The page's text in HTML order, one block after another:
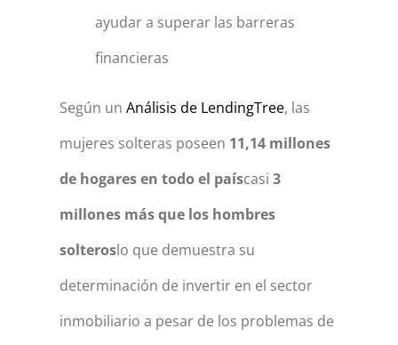
ayudar a superar las barreras
financieras
Según un Análisis de LendingTree, las
mujeres solteras poseen 11,14 millones
de hogares en todo el paíscasi 3
millones más que los hombres
solteroslo que demuestra su
determinación de invertir en el sector
inmobiliario a pesar de los problemas de